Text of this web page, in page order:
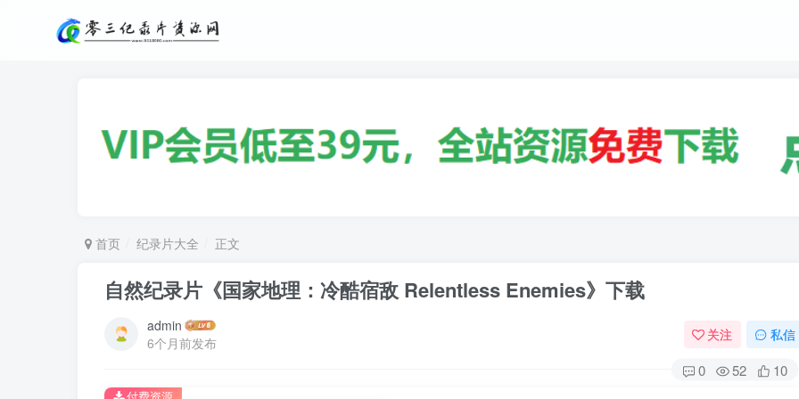
首页 纪录片大全 正文
自然纪录片《国家地理：冷酷宿敌 Relentless Enemies》下载
admin
6个月前发布
关注 私信
0 52 10